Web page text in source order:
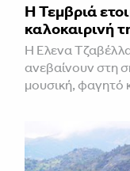
Η Τεμβριά
καλοκαιρινή
Η Έλενα
ανεβαίνουν στη
μουσική, φαγητό